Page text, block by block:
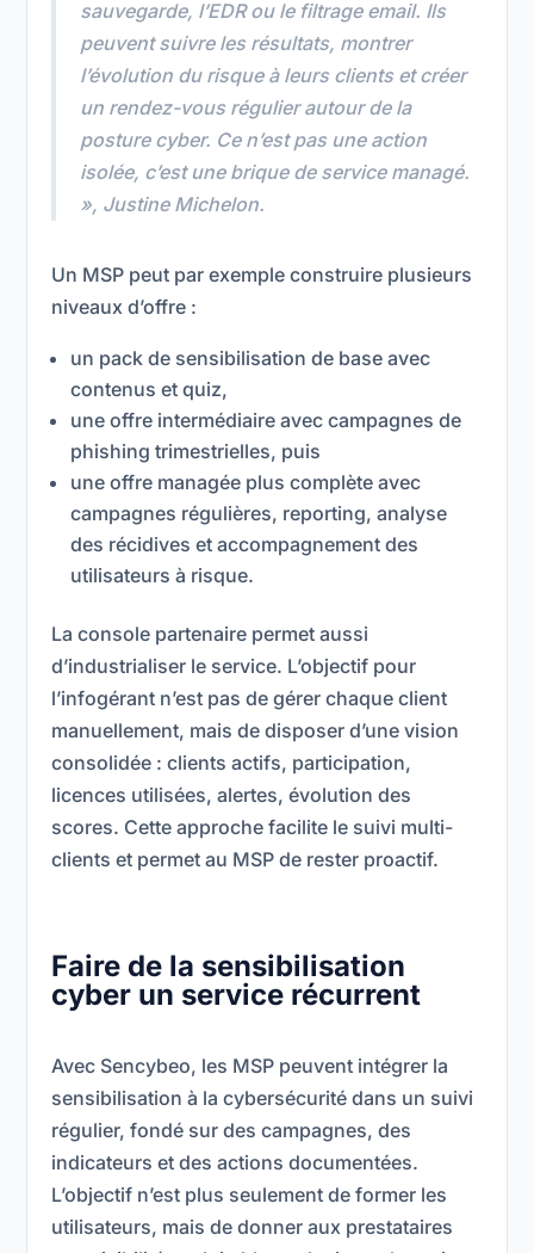
sauvegarde, l’EDR ou le filtrage email. Ils
peuvent suivre les résultats, montrer
l’évolution du risque à leurs clients et créer
un rendez-vous régulier autour de la
posture cyber. Ce n’est pas une action
isolée, c’est une brique de service managé.
», Justine Michelon.
Un MSP peut par exemple construire plusieurs
niveaux d’offre :
un pack de sensibilisation de base avec
contenus et quiz,
une offre intermédiaire avec campagnes de
phishing trimestrielles, puis
une offre managée plus complète avec
campagnes régulières, reporting, analyse
des récidives et accompagnement des
utilisateurs à risque.
La console partenaire permet aussi
d’industrialiser le service. L’objectif pour
l’infogérant n’est pas de gérer chaque client
manuellement, mais de disposer d’une vision
consolidée : clients actifs, participation,
licences utilisées, alertes, évolution des
scores. Cette approche facilite le suivi multi-
clients et permet au MSP de rester proactif.
Faire de la sensibilisation
cyber un service récurrent
Avec Sencybeo, les MSP peuvent intégrer la
sensibilisation à la cybersécurité dans un suivi
régulier, fondé sur des campagnes, des
indicateurs et des actions documentées.
L’objectif n’est plus seulement de former les
utilisateurs, mais de donner aux prestataires